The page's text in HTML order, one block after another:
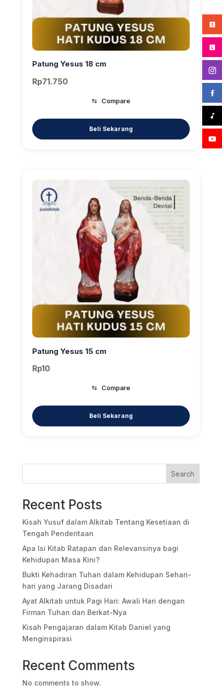
Patung Yesus 18 cm
Rp71.750
⇆ Compare
Patung Yesus 15 cm
Rp10
⇆ Compare
Search
Recent Posts
Kisah Yusuf dalam Alkitab Tentang Kesetiaan di
Tengah Penderitaan
Apa Isi Kitab Ratapan dan Relevansinya bagi
Kehidupan Masa Kini?
Bukti Kehadiran Tuhan dalam Kehidupan Sehari-
hari yang Jarang Disadari
Ayat Alkitab untuk Pagi Hari: Awali Hari dengan
Firman Tuhan dan Berkat-Nya
Kisah Pengajaran dalam Kitab Daniel yang
Menginspirasi
Recent Comments
No comments to show.